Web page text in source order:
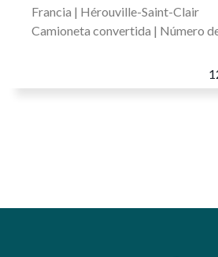
Francia | Hérouville-Saint-Clair
Camioneta convertida | Número